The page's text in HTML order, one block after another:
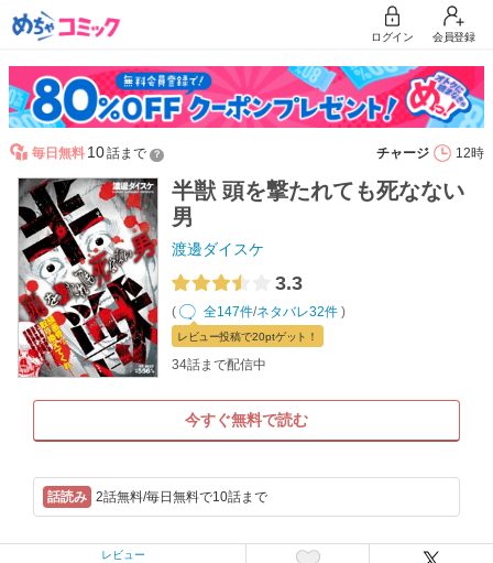
ログイン 会員登録
毎日無料 10話まで ？ チャージ 12時
半獣 頭を撃たれても死なない
男
渡邊ダイスケ
3.3
( 全147件/ネタバレ32件 )
レビュー投稿で20ptゲット！
34話まで配信中
今すぐ無料で読む
2話無料/毎日無料で10話まで
レビュー